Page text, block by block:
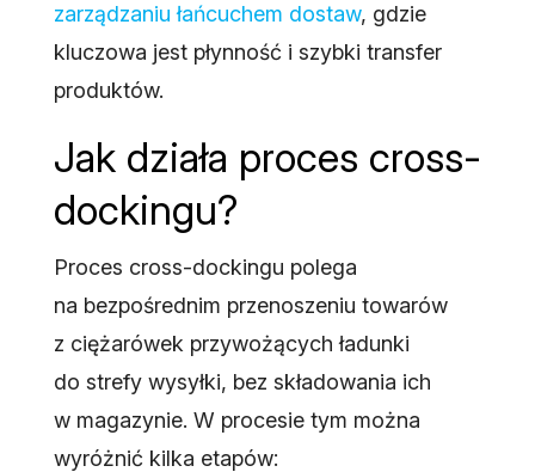
zarządzaniu łańcuchem dostaw, gdzie
kluczowa jest płynność i szybki transfer
produktów.
Jak działa proces cross-
dockingu?
Proces cross-dockingu polega
na bezpośrednim przenoszeniu towarów
z ciężarówek przywożących ładunki
do strefy wysyłki, bez składowania ich
w magazynie. W procesie tym można
wyróżnić kilka etapów: